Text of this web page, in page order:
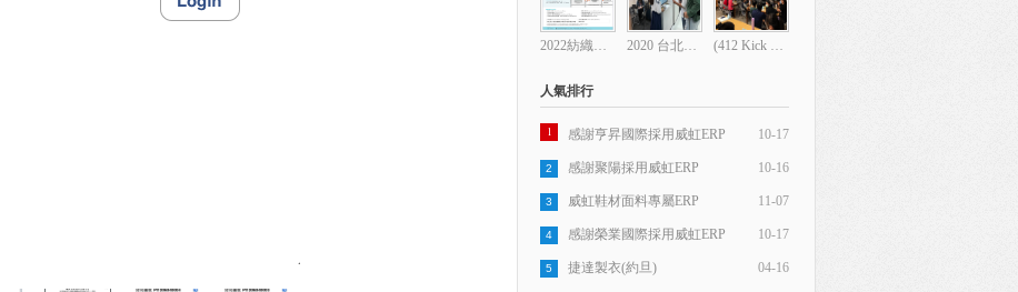
2022紡織展強勢推出「無人展示系統」 2020 台北紡織展 (412 Kick off)今年以來難得一見的場景
人氣排行
10-17
1 感謝亨昇國際採用威虹ERP
10-16
2 感謝聚陽採用威虹ERP
11-07
3 威虹鞋材面料專屬ERP
10-17
4 感謝榮業國際採用威虹ERP
04-16
5 捷達製衣(約旦)